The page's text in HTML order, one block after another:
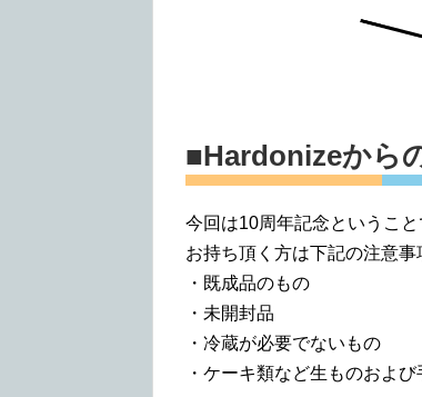
■Hardonizeから
今回は10周年記念というこ
お持ち頂く方は下記の注意
・既成品のもの
・未開封品
・冷蔵が必要でないもの
・ケーキ類など生ものおよ